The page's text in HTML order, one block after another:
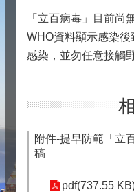
「立百病毒」目前尚
WHO資料顯示感染
感染，並勿任意接觸
附件-提早防範「立
稿
pdf(737.55